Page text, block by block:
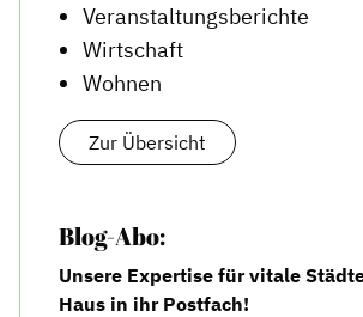
Veranstaltungsberichte
Wirtschaft
Wohnen
Zur Übersicht
Blog-Abo:
Unsere Expertise für vitale
Haus in ihr Postfach!